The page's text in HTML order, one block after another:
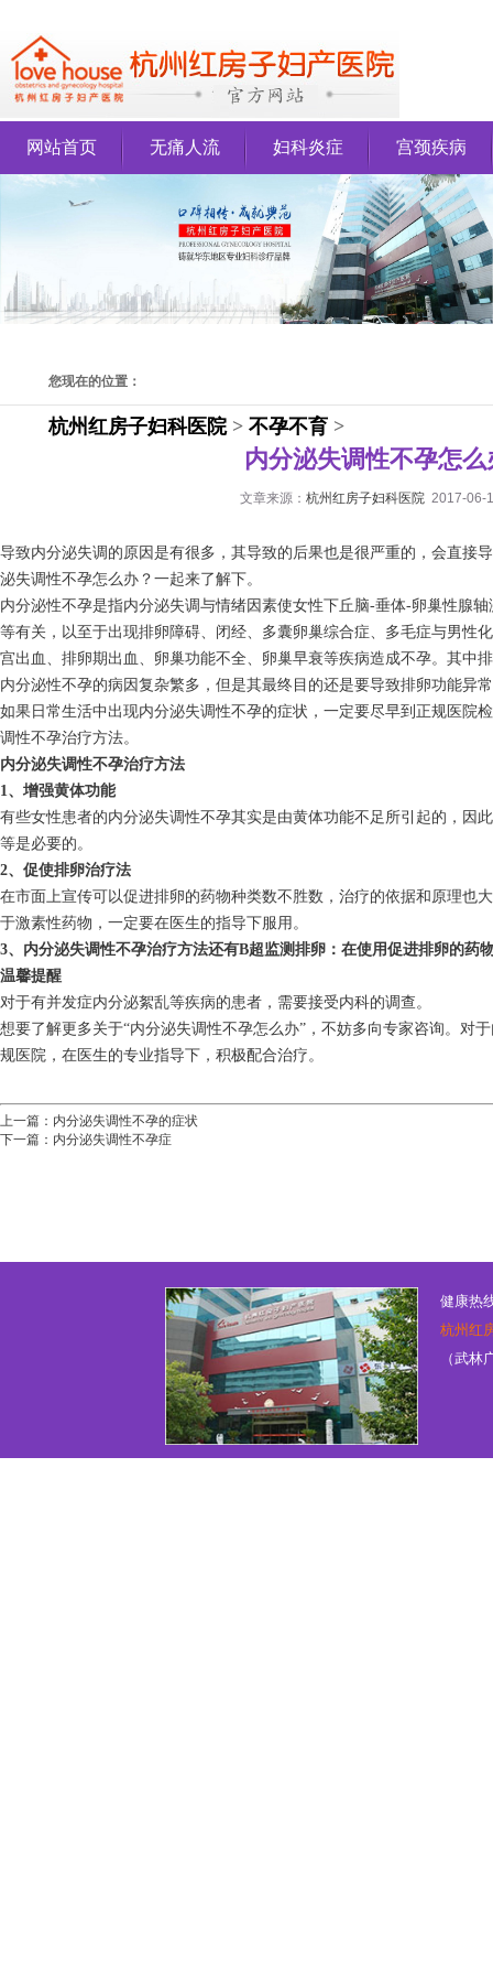
网站首页 无痛人流 妇科炎症 宫颈疾病
您现在的位置：
杭州红房子妇科医院> 不孕不育 >
内分泌失调性不孕怎么
文章来源： 杭州红房子妇科医院 2017-06-
导致内分泌失调的原因是有很多，其导致的后果也是很严重的，会直接
泌失调性不孕怎么办？一起来了解下。
内分泌性不孕是指内分泌失调与情绪因素使女性下丘脑-垂体-卵巢性腺
等有关，以至于出现排卵障碍、闭经、多囊卵巢综合症、多毛症与男性
宫出血、排卵期出血、卵巢功能不全、卵巢早衰等疾病造成不孕。其中
内分泌性不孕的病因复杂繁多，但是其最终目的还是要导致排卵功能异
如果日常生活中出现内分泌失调性不孕的症状，一定要尽早到正规医院
调性不孕治疗方法。
内分泌失调性不孕治疗方法
1、增强黄体功能
有些女性患者的内分泌失调性不孕其实是由黄体功能不足所引起的，因
等是必要的。
2、促使排卵治疗法
在市面上宣传可以促进排卵的药物种类数不胜数，治疗的依据和原理也
于激素性药物，一定要在医生的指导下服用。
3、内分泌失调性不孕治疗方法还有B超监测排卵：在使用促进排卵的药
温馨提醒
对于有并发症内分泌絮乱等疾病的患者，需要接受内科的调查。
想要了解更多关于“内分泌失调性不孕怎么办”，不妨多向专家咨询。对
规医院，在医生的专业指导下，积极配合治疗。
上一篇： 内分泌失调性不孕的症状
下一篇： 内分泌失调性不孕症
健康热
杭州红
（武